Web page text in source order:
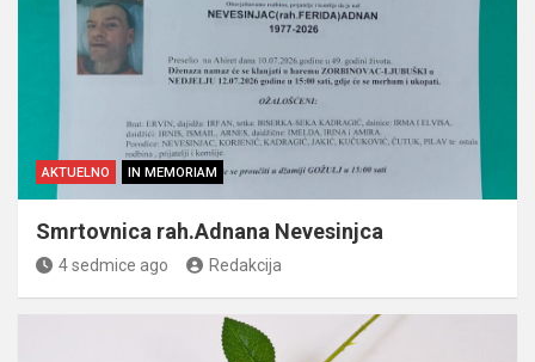
AKTUELNO IN MEMORIAM
Smrtovnica rah.Adnana Nevesinjca
4 sedmice ago Redakcija